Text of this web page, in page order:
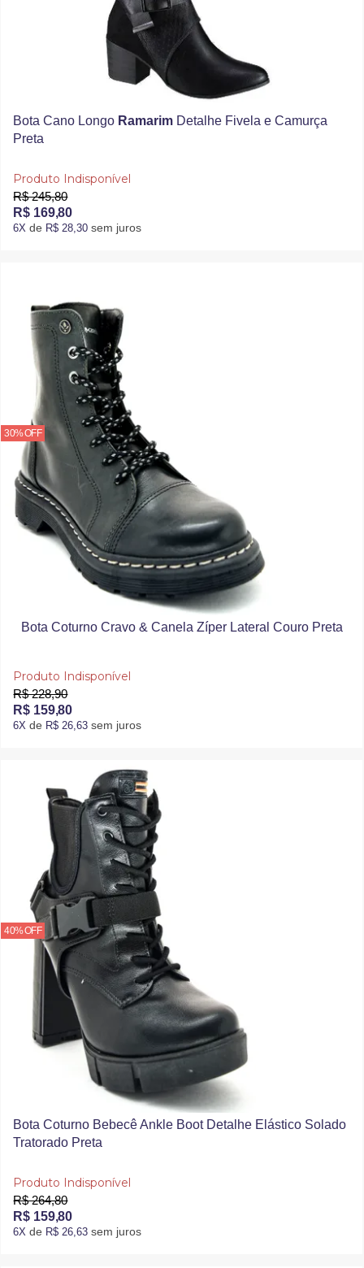
Bota Cano Longo Ramarim Detalhe Fivela e Camurça
Preta
Produto Indisponível
R$ 245,80
R$ 169,80
6X de R$ 28,30 sem juros
30% OFF
Bota Coturno Cravo & Canela Zíper Lateral Couro Preta
Produto Indisponível
R$ 228,90
R$ 159,80
6X de R$ 26,63 sem juros
40% OFF
Bota Coturno Bebecê Ankle Boot Detalhe Elástico Solado
Tratorado Preta
Produto Indisponível
R$ 264,80
R$ 159,80
6X de R$ 26,63 sem juros